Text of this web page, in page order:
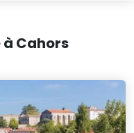
à Cahors